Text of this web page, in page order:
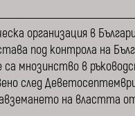
организация в
под контрола на
мнозинство в
след
на властта